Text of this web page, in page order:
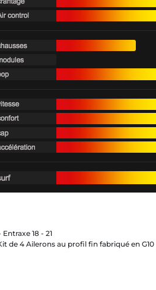
18 - 21
de 4 Ailerons au profil fin fabriqué en